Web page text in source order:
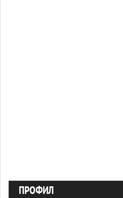
ПРОФИЛ